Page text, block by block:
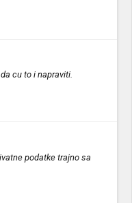
cu to i napraviti.
podatke trajno sa